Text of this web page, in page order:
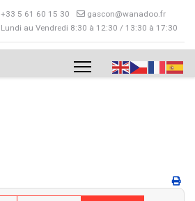
+33 5 61 60 15 30
gascon@wanadoo.fr
Lundi au Vendredi 8:30 à 12:30 / 13:30 à 17:30